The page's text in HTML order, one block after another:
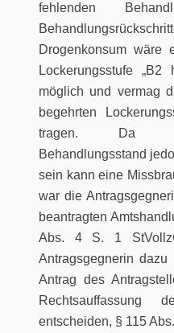
fehlenden
Drogenkonsum wäre
Lockerungsstufe
möglich und vermag
begehrten
tragen. Da
Behandlungsstand
sein kann eine
war die
beantragten
Abs. 4 S. 1
Antragsgegnerin
Antrag des
entscheiden, § 115